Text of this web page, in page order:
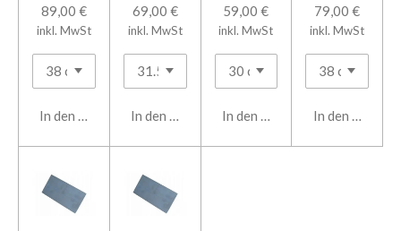
89,00 €
inkl. MwSt
In den Warenkorb
69,00 €
inkl. MwSt
In den Warenkorb
59,00 €
inkl. MwSt
In den Warenkorb
79,00 €
inkl. MwSt
In den